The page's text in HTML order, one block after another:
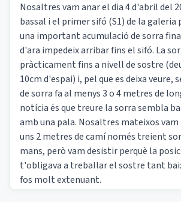
Nosaltres vam anar el dia 4 d'abril del
bassal i el primer sifó (S1) de la galeria
una important acumulació de sorra
d'ara impedeix arribar fins el sifó. La
pràcticament fins a nivell de sostre
10cm d'espai) i, pel que es deixa veure,
de sorra fa al menys 3 o 4 metres de
notícia és que treure la sorra sembla
amb una pala. Nosaltres mateixos
uns 2 metres de camí només treient
mans, però vam desistir perquè la
t'obligava a treballar el sostre tant
fos molt extenuant.